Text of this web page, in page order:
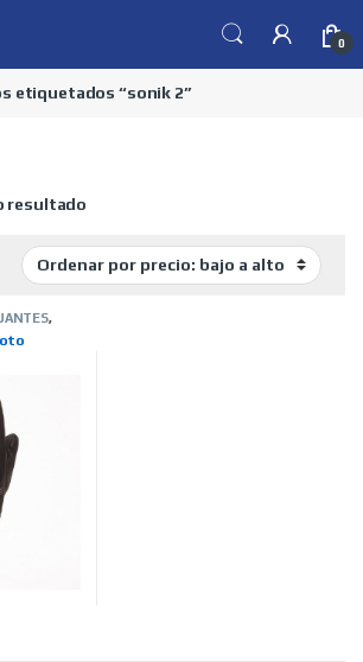
0
etiquetados “sonik 2”
resultado
,
múltiples variantes. Las opciones se